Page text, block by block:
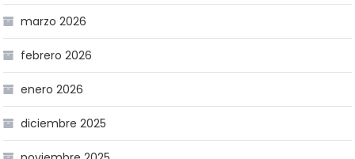
marzo 2026
febrero 2026
enero 2026
diciembre 2025